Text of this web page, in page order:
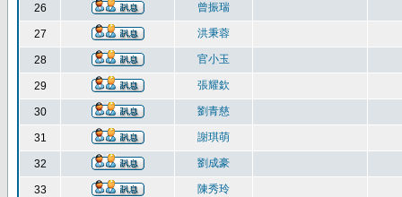
26 曾振瑞
27 洪秉蓉
28 官小玉
29 張耀欽
30 劉青慈
31 謝琪萌
32 劉成豪
33 陳秀玲